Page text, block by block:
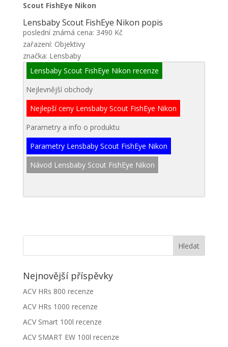
Scout FishEye Nikon
Lensbaby Scout FishEye Nikon popis
poslední známá cena: 3490 Kč
zařazení: Objektivy
značka: Lensbaby
Lensbaby Scout FishEye Nikon recenze
Nejlevnější obchody
Nejlepší ceny Lensbaby Scout FishEye Nikon
Parametry a info o produktu
Parametry Lensbaby Scout FishEye Nikon
Návod Lensbaby Scout FishEye Nikon
Nejnovější příspěvky
ACV HRs 800 recenze
ACV HRs 1000 recenze
ACV Smart 100l recenze
ACV SMART EW 100l recenze